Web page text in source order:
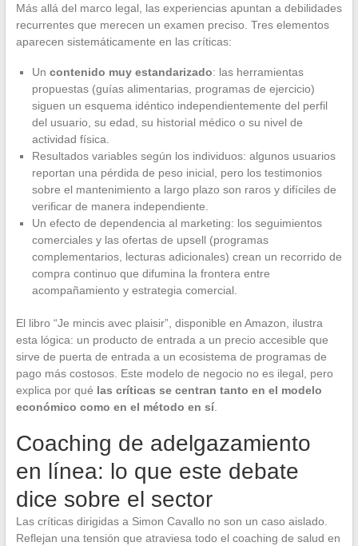
Más allá del marco legal, las experiencias apuntan a debilidades
recurrentes que merecen un examen preciso. Tres elementos
aparecen sistemáticamente en las críticas:
Un contenido muy estandarizado: las herramientas
propuestas (guías alimentarias, programas de ejercicio)
siguen un esquema idéntico independientemente del perfil
del usuario, su edad, su historial médico o su nivel de
actividad física.
Resultados variables según los individuos: algunos usuarios
reportan una pérdida de peso inicial, pero los testimonios
sobre el mantenimiento a largo plazo son raros y difíciles de
verificar de manera independiente.
Un efecto de dependencia al marketing: los seguimientos
comerciales y las ofertas de upsell (programas
complementarios, lecturas adicionales) crean un recorrido de
compra continuo que difumina la frontera entre
acompañamiento y estrategia comercial.
El libro “Je mincis avec plaisir”, disponible en Amazon, ilustra
esta lógica: un producto de entrada a un precio accesible que
sirve de puerta de entrada a un ecosistema de programas de
pago más costosos. Este modelo de negocio no es ilegal, pero
explica por qué las críticas se centran tanto en el modelo
económico como en el método en sí.
Coaching de adelgazamiento
en línea: lo que este debate
dice sobre el sector
Las críticas dirigidas a Simon Cavallo no son un caso aislado.
Reflejan una tensión que atraviesa todo el coaching de salud en